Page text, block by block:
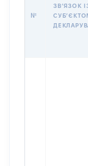
№
ЗВʼЯЗОК